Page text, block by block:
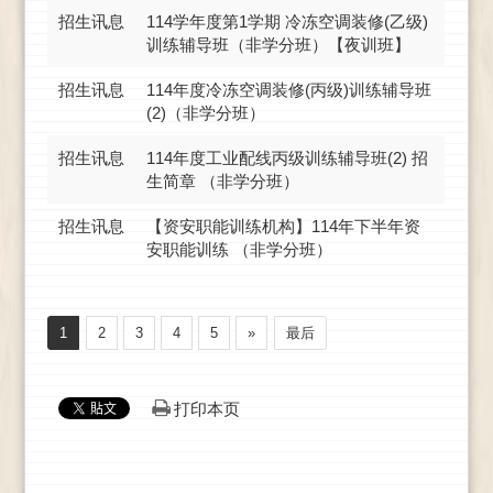
招生讯息
114学年度第1学期 冷冻空调装修(乙级)
训练辅导班（非学分班）【夜训班】
招生讯息
114年度冷冻空调装修(丙级)训练辅导班
(2)（非学分班）
招生讯息
114年度工业配线丙级训练辅导班(2) 招
生简章 （非学分班）
招生讯息
【资安职能训练机构】114年下半年资
安职能训练 （非学分班）
1 2 3 4 5 » 最后
打印本页